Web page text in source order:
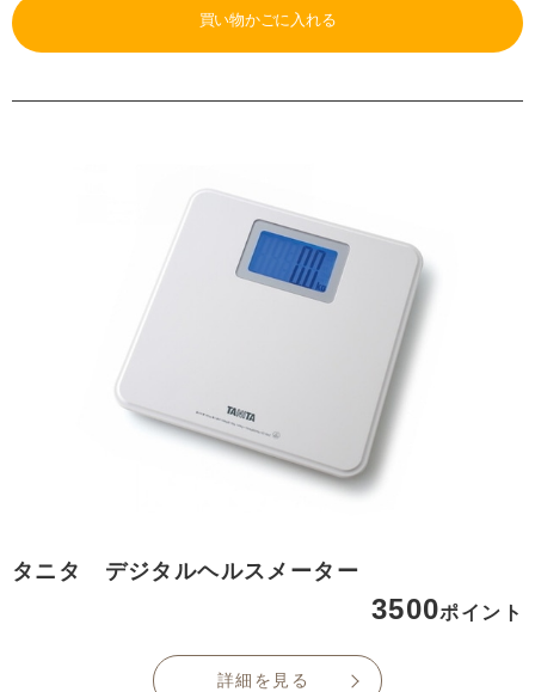
買い物かごに入れる
タニタ デジタルヘルスメーター
3500ポイント
詳細を見る